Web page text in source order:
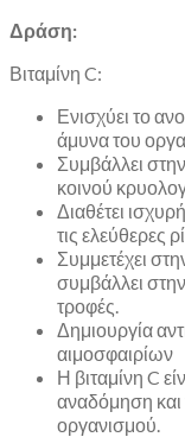
Δράση:
Βιταμίνη C:
Ενισχύει το
άμυνα του
Συμβάλλει
κοινού
Διαθέτει
τις ελεύθερες
Συμμετέχει
συμβάλλει
τροφές.
Δημιουργία
αιμοσφαιρίων
Η βιταμίνη C
αναδόμηση και
οργανισμού.